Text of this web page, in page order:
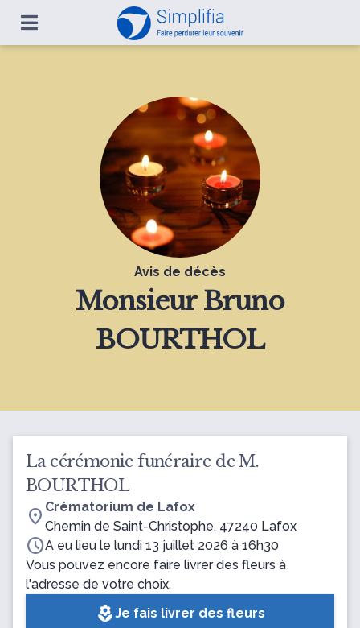
Avis de décès
MonsieurBruno
BOURTHOL
La cérémonie funéraire de M.
BOURTHOL
location_on Crématorium de Lafox
Chemin de Saint-Christophe, 47240 Lafox
scheduleA eu lieu le lundi 13 juillet 2026 à 16h30
Vous pouvez encore faire livrer des fleurs à
l'adresse de votre choix.
local_floristJe fais livrer des fleurs